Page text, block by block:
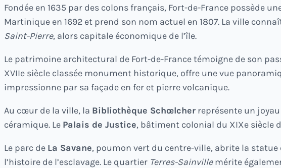
Fondée en 1635 par des colons français, Fort-de-France possède
Martinique en 1692 et prend son nom actuel en 1807. La ville
Saint-Pierre, alors capitale économique de l’île.
Le patrimoine architectural de Fort-de-France témoigne de son
XVIIe siècle classée monument historique, offre une vue
impressionne par sa façade en fer et pierre volcanique.
Au cœur de la ville, la Bibliothèque Schœlcher représente un
céramique. Le Palais de Justice, bâtiment colonial du XIXe siècle
Le parc de La Savane, poumon vert du centre-ville, abrite la statue
l’histoire de l’esclavage. Le quartier Terres-Sainvillemérite